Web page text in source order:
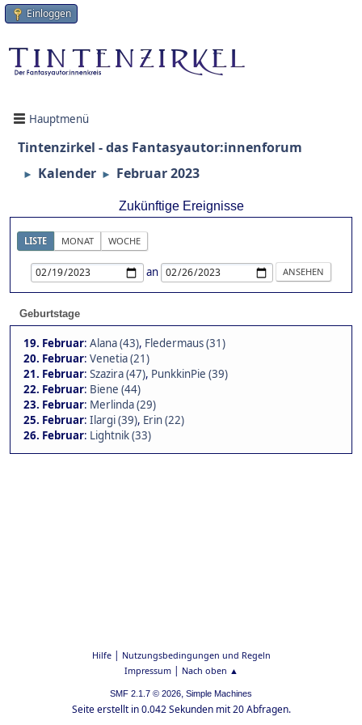
Einloggen
Hauptmenü
Tintenzirkel - das Fantasyautor:innenforum
► Kalender ► Februar 2023
Zukünftige Ereignisse
LISTE MONAT WOCHE
an
Geburtstage
19. Februar: Alana (43), Fledermaus (31)
20. Februar: Venetia (21)
21. Februar: Szazira (47), PunkkinPie (39)
22. Februar: Biene (44)
23. Februar: Merlinda (29)
25. Februar: Ilargi (39), Erin (22)
26. Februar: Lightnik (33)
Hilfe| Nutzungsbedingungen und Regeln
Impressum| Nach oben ▲
SMF 2.1.7 © 2026, Simple Machines
Seite erstellt in 0.042 Sekunden mit 20 Abfragen.